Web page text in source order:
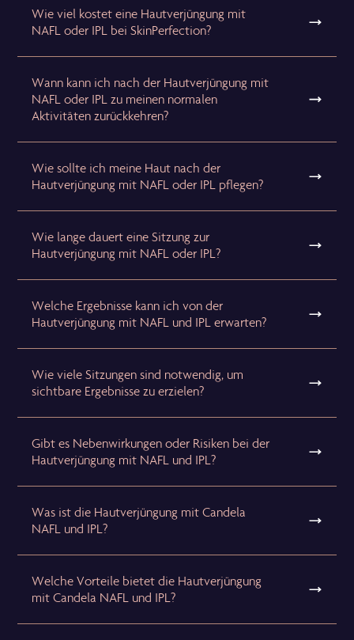
Wie viel kostet eine Hautverjüngung mit
NAFL oder IPL bei SkinPerfection?
Wann kann ich nach der Hautverjüngung mit
NAFL oder IPL zu meinen normalen
Aktivitäten zurückkehren?
Wie sollte ich meine Haut nach der
Hautverjüngung mit NAFL oder IPL pflegen?
Wie lange dauert eine Sitzung zur
Hautverjüngung mit NAFL oder IPL?
Welche Ergebnisse kann ich von der
Hautverjüngung mit NAFL und IPL erwarten?
Wie viele Sitzungen sind notwendig, um
sichtbare Ergebnisse zu erzielen?
Gibt es Nebenwirkungen oder Risiken bei der
Hautverjüngung mit NAFL und IPL?
Was ist die Hautverjüngung mit Candela
NAFL und IPL?
Welche Vorteile bietet die Hautverjüngung
mit Candela NAFL und IPL?